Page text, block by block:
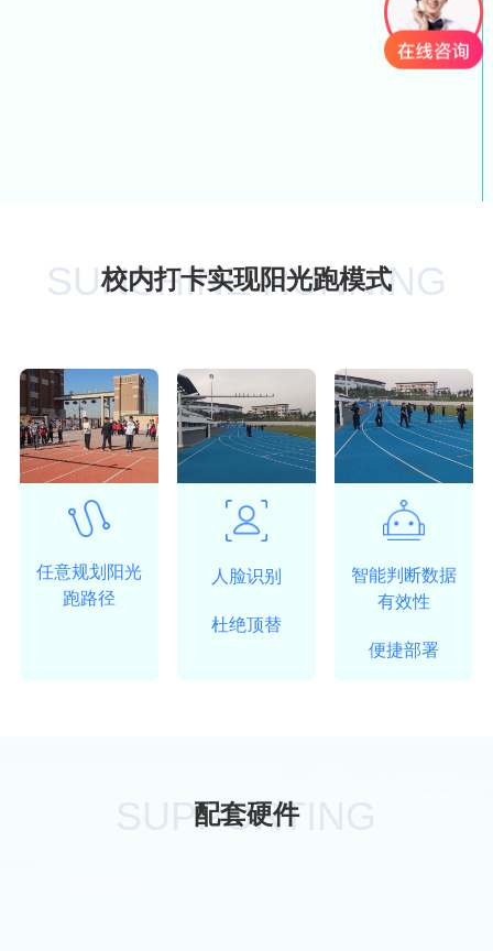
校内打卡实现阳光跑模式
SUNSHINE RUNNING
任意规划阳光
跑路径
人脸识别
杜绝顶替
智能判断数据
有效性
便捷部署
配套硬件
SUPPORTING